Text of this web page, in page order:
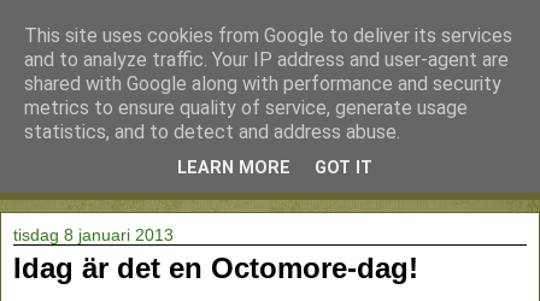
tisdag 8 januari 2013
Idag är det en Octomore-dag!
This site uses cookies from Google to deliver its services
and to analyze traffic. Your IP address and user-agent are
shared with Google along with performance and security
metrics to ensure quality of service, generate usage
statistics, and to detect and address abuse.
LEARN MORE GOT IT